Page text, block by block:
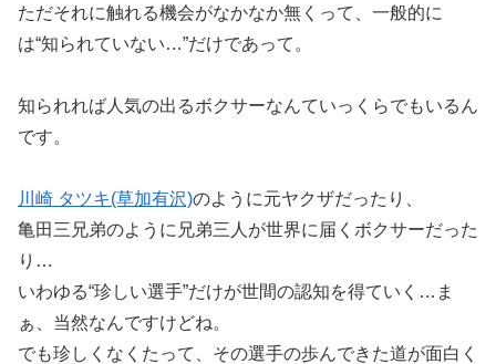
ただそれに触れる機会がなかなか無くって、一般的に
は“知られていない…”だけであって。
知られれば人気の出るボクサーなんていっくらでもいるん
です。
川崎 タツキ(草加有沢)のように元ヤクザだったり、
亀田三兄弟のように兄弟三人が世界に届くボクサーだった
り…
いわゆる“珍しい選手”だけが世間の認知を得ていく…ま
ぁ、当然なんですけどね。
でも珍しくなくたって、その選手の歩んできた道が面白く